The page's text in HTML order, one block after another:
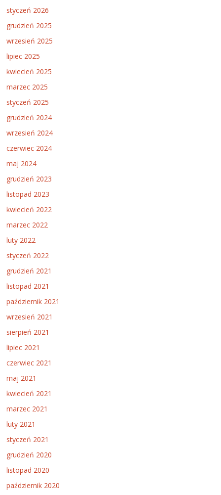
styczeń 2026
grudzień 2025
wrzesień 2025
lipiec 2025
kwiecień 2025
marzec 2025
styczeń 2025
grudzień 2024
wrzesień 2024
czerwiec 2024
maj 2024
grudzień 2023
listopad 2023
kwiecień 2022
marzec 2022
luty 2022
styczeń 2022
grudzień 2021
listopad 2021
październik 2021
wrzesień 2021
sierpień 2021
lipiec 2021
czerwiec 2021
maj 2021
kwiecień 2021
marzec 2021
luty 2021
styczeń 2021
grudzień 2020
listopad 2020
październik 2020